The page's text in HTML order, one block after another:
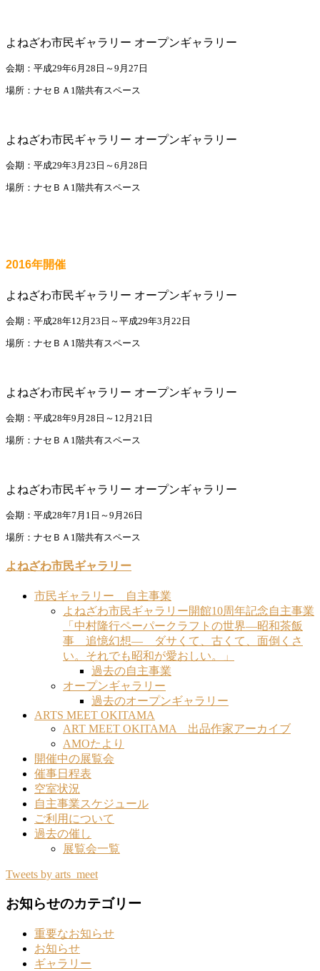
よねざわ市民ギャラリー オープンギャラリー
会期：平成29年6月28日～9月27日
場所：ナセＢＡ1階共有スペース
よねざわ市民ギャラリー オープンギャラリー
会期：平成29年3月23日～6月28日
場所：ナセＢＡ1階共有スペース
2016年開催
よねざわ市民ギャラリー オープンギャラリー
会期：平成28年12月23日～平成29年3月22日
場所：ナセＢＡ1階共有スペース
よねざわ市民ギャラリー オープンギャラリー
会期：平成28年9月28日～12月21日
場所：ナセＢＡ1階共有スペース
よねざわ市民ギャラリー オープンギャラリー
会期：平成28年7月1日～9月26日
場所：ナセＢＡ1階共有スペース
よねざわ市民ギャラリー
市民ギャラリー 自主事業
よねざわ市民ギャラリー開館10周年記念自主事業
「中村隆行ペーパークラフトの世界―昭和茶飯
事 追憶幻想― ダサくて、古くて、面倒くさ
い。それでも昭和が愛おしい。」
過去の自主事業
オープンギャラリー
過去のオープンギャラリー
ARTS MEET OKITAMA
ART MEET OKITAMA 出品作家アーカイブ
AMOたより
開催中の展覧会
催事日程表
空室状況
自主事業スケジュール
ご利用について
過去の催し
展覧会一覧
Tweets by arts_meet
お知らせのカテゴリー
重要なお知らせ
お知らせ
ギャラリー